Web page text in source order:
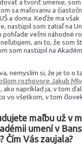
a tvoriť umenie,
sa maľovaniu a
a doma. Keďže ma
nastúpil som zatiaľ na
pohľade veľmi náhodné
ani to, že som
som nastúpil na
nemyslím si, že je to o
rozhovore Jakub
ako napríklad ja, v tom
vo všetkom, v tom
maľbu už v
umení v
Čím Vás zaujala?